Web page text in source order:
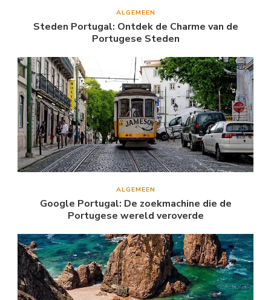
ALGEMEEN
Steden Portugal: Ontdek de Charme van de
Portugese Steden
ALGEMEEN
Google Portugal: De zoekmachine die de
Portugese wereld veroverde